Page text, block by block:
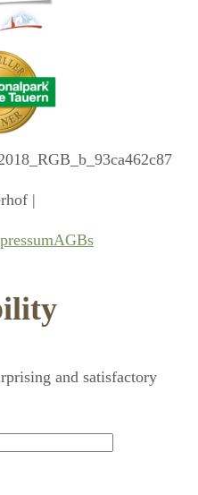
|
AGBs
and satisfactory